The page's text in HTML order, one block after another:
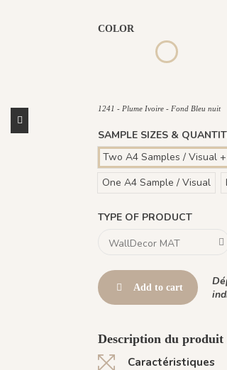
COLOR
1244 - Plume Ivoire - Fond
1245 - Plume Ivoire -
1241 - Plume
1241 - Plume Ivoire - Fond Bleu nuit
SAMPLE SIZES &
Two A4 Samples / Visual
One A4 Sample / Visual
TYPE OF PRODUCT
Add to cart
Description du produit
Caractéristiques